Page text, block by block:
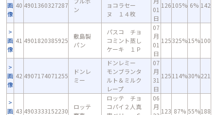
画
像
40 4901360327287
ン
ョコラセー
ヌ １４枚
01
日
126105% 6% 142
画
像
41 4901820385925
敷島製
パン
パスコ チョ
コミント蒸し
ケーキ １Ｐ
07
月
01
日
125325%15%100
画
像
42 4907174071255
ドンレ
ミー
ドンレミー
モンブランタ
ルト＆ミルク
レープ
07
月
31
日
125114%30%221
画 43 4903333152230
ロッテ
ロッテ チョ
コパイ２人真
06
月
123 87% 55%188